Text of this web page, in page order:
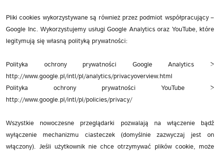
Pliki cookies wykorzystywane są również przez podmiot współpracujący –
Google Inc. Wykorzystujemy usługi Google Analytics oraz YouTube, które
legitymują się własną polityką prywatności:
Polityka ochrony prywatności Google Analytics >
http://www.google.pl/intl/pl/analytics/privacyoverview.html
Polityka ochrony prywatności YouTube >
http://www.google.pl/intl/pl/policies/privacy/
Wszystkie nowoczesne przeglądarki pozwalają na włączenie bądź
wyłączenie mechanizmu ciasteczek (domyślnie zazwyczaj jest on
włączony). Jeśli użytkownik nie chce otrzymywać plików cookie, może